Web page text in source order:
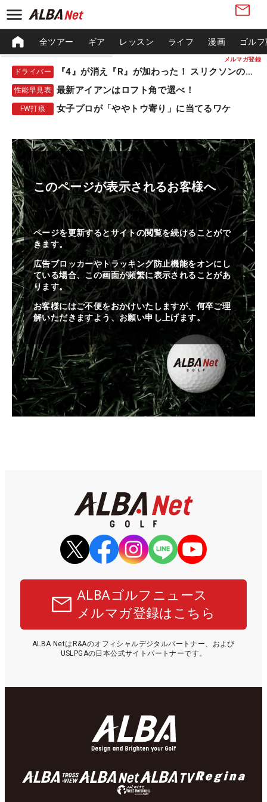
メルマガ登録
全ツアー ギア レッスン ライフ 漫画 ゴル
ドライバー 『4』が消え『R』が加わった！ スリクソンの新作
性能早見表 最新アイアンはロフト角で選べ！
FW打痕 女子プロが「ややトウ寄り」に当てるワケ
このページが表示されるお客様へ
ページを更新するとサイトの閲覧を続けることがで
きます。
広告ブロッカーやトラッキング防止機能をオンにし
ている場合、この画面が頻繁に表示されることがあ
ります。
お客様にはご不便をおかけいたしますが、何卒ご理
解いただきますよう、お願い申し上げます。
ALBAゴルフニュース
メルマガ登録はこちら
ALBA NetはR&Aのオフィシャルデジタルパートナー、および
USLPGAの日本公式サイトパートナーです。